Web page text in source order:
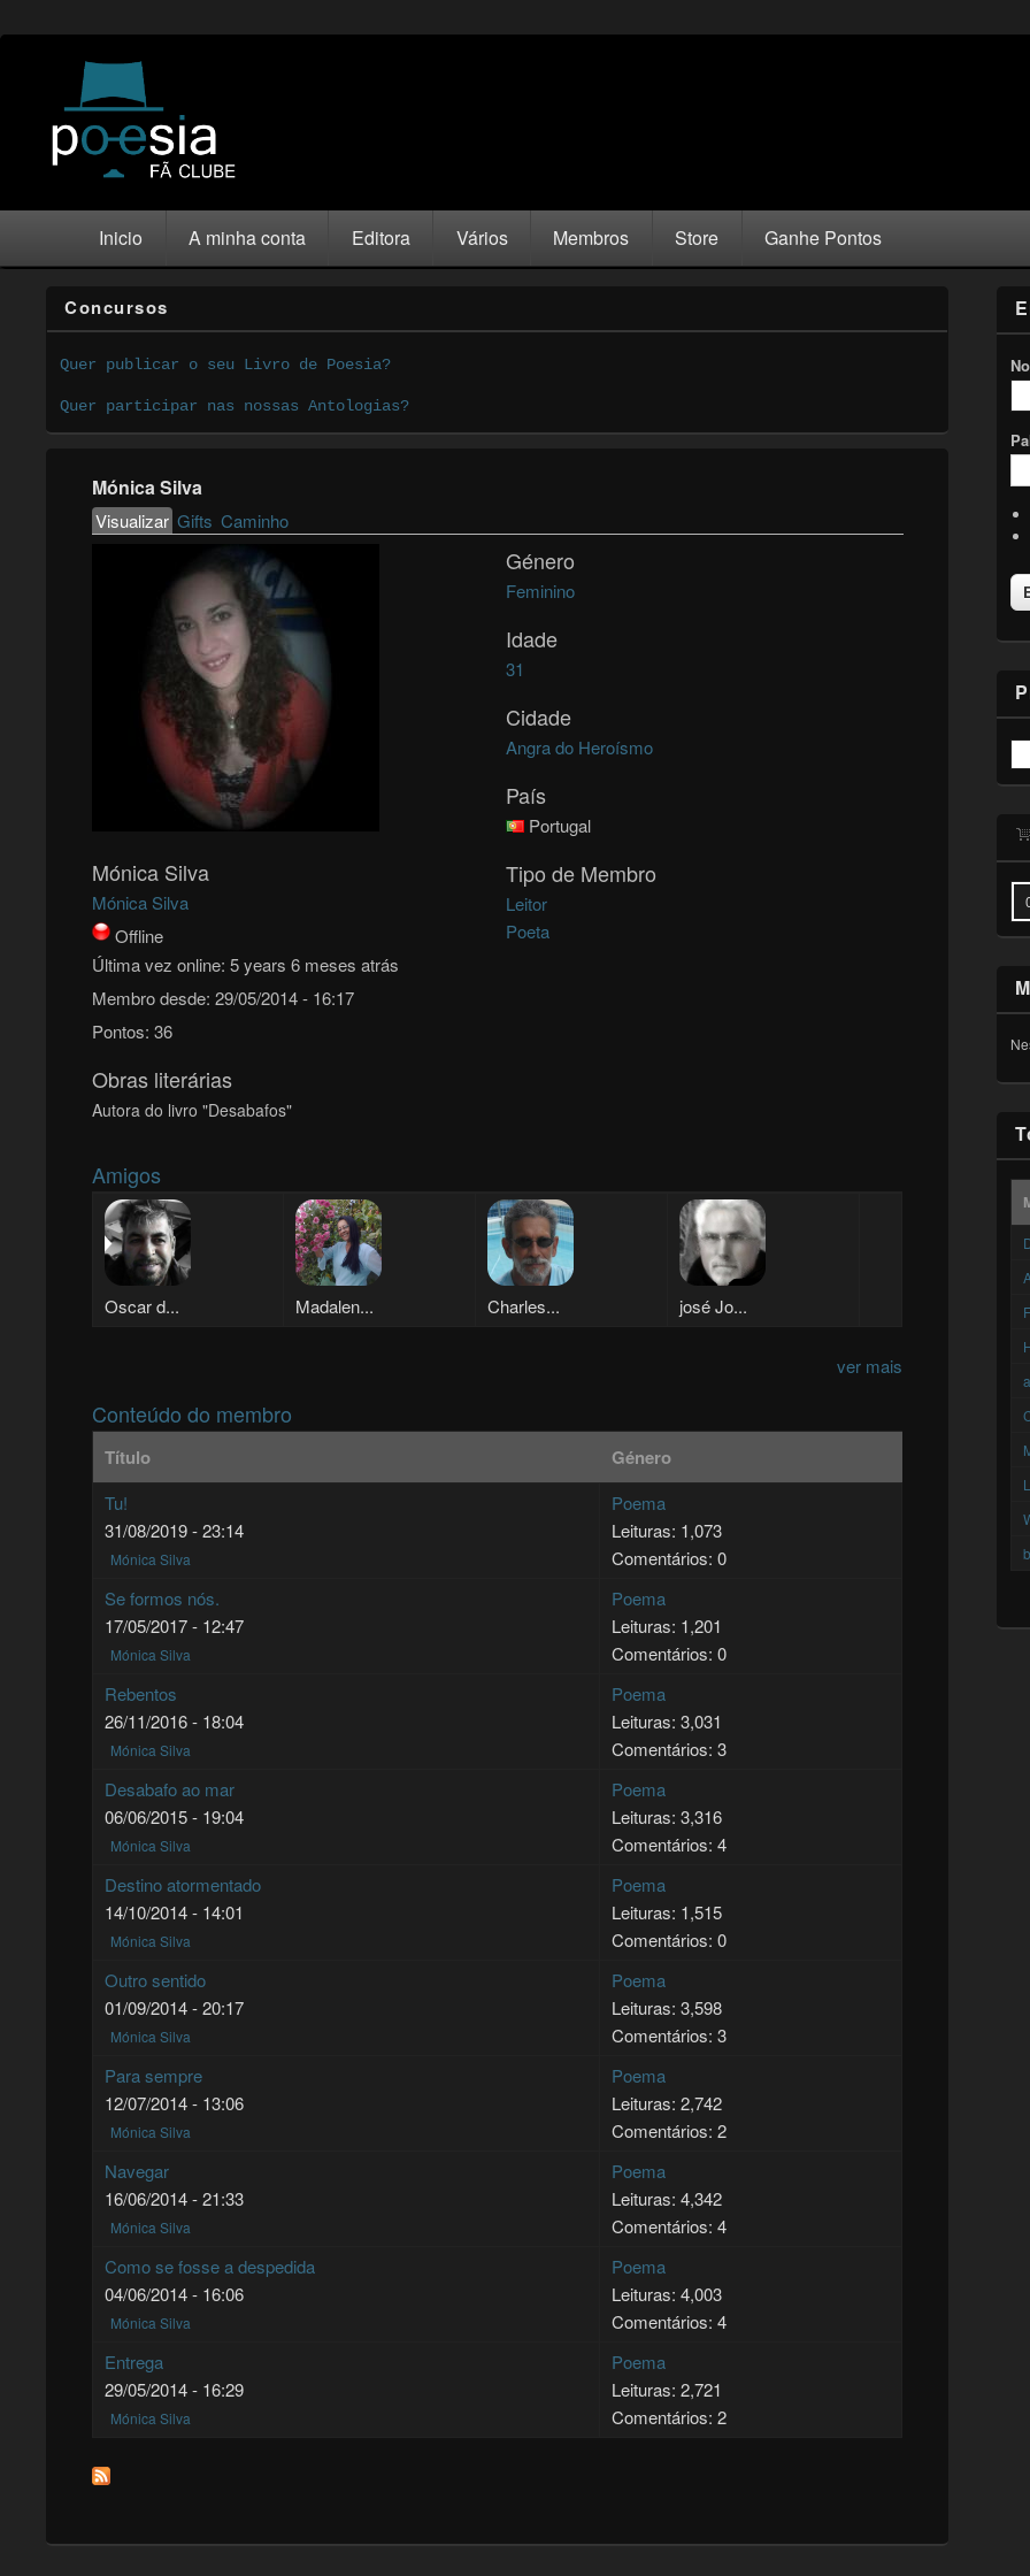
Inicio A minha conta Editora Vários Membros Store Ganhe Pontos
Concursos
Quer publicar o seu Livro de Poesia?
Quer participar nas nossas Antologias?
Mónica Silva
Primary tabs
Visualizar(active tab)
Gifts Caminho
Mónica Silva
Mónica Silva
Offline
Última vez online: 5 years 6 meses atrás
Membro desde: 29/05/2014 - 16:17
Pontos: 36
Género
Feminino
Idade
31
Cidade
Angra do Heroísmo
País
Portugal
Tipo de Membro
Leitor
Poeta
Obras literárias
Autora do livro "Desabafos"
Amigos
Oscar d... Madalen... Charles... josé Jo...
ver mais
Conteúdo do membro
Título Género
Tu!
31/08/2019 - 23:14
Mónica Silva
Poema
Leituras: 1,073
Comentários: 0
Se formos nós.
17/05/2017 - 12:47
Mónica Silva
Poema
Leituras: 1,201
Comentários: 0
Rebentos
26/11/2016 - 18:04
Mónica Silva
Poema
Leituras: 3,031
Comentários: 3
Desabafo ao mar
06/06/2015 - 19:04
Mónica Silva
Poema
Leituras: 3,316
Comentários: 4
Destino atormentado
14/10/2014 - 14:01
Mónica Silva
Poema
Leituras: 1,515
Comentários: 0
Outro sentido
01/09/2014 - 20:17
Mónica Silva
Poema
Leituras: 3,598
Comentários: 3
Para sempre
12/07/2014 - 13:06
Mónica Silva
Poema
Leituras: 2,742
Comentários: 2
Navegar
16/06/2014 - 21:33
Mónica Silva
Poema
Leituras: 4,342
Comentários: 4
Como se fosse a despedida
04/06/2014 - 16:06
Mónica Silva
Poema
Leituras: 4,003
Comentários: 4
Entrega
29/05/2014 - 16:29
Mónica Silva
Poema
Leituras: 2,721
Comentários: 2